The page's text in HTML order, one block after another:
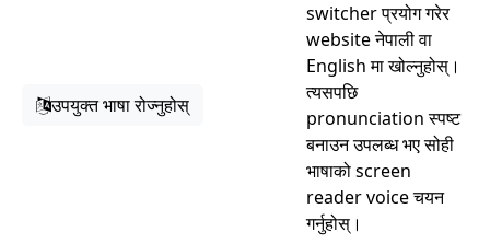
उपयुक्त भाषा रोज्नुहोस्
switcher प्रयोग गरेर
website नेपाली वा
English मा खोल्नुहोस्।
त्यसपछि
pronunciation स्पष्ट
बनाउन उपलब्ध भए सोही
भाषाको screen
reader voice चयन
गर्नुहोस्।